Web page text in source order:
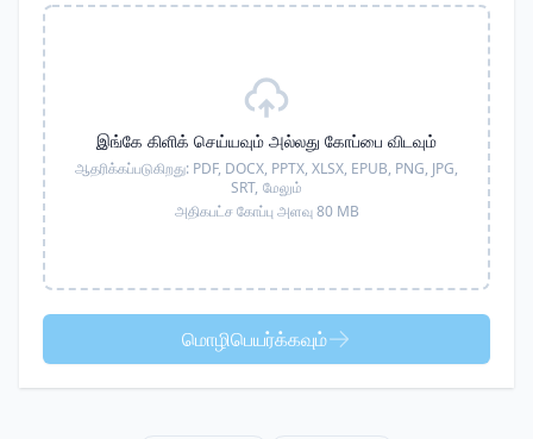
இங்கே கிளிக் செய்யவும் அல்லது கோப்பை விடவும்
ஆதரிக்கப்படுகிறது: PDF, DOCX, PPTX, XLSX, EPUB, PNG, JPG,
SRT, மேலும்
அதிகபட்ச கோப்பு அளவு 80 MB
மொழிபெயர்க்கவும்